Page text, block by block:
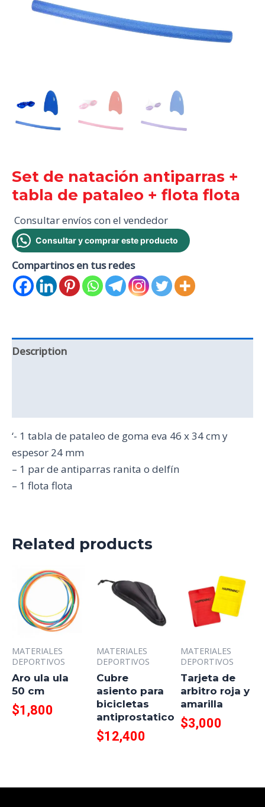
Set de natación antiparras +
tabla de pataleo + flota flota
Consultar envíos con el vendedor
Consultar y comprar este producto
Compartinos en tus redes
Description
‘- 1 tabla de pataleo de goma eva 46 x 34 cm y
espesor 24 mm
– 1 par de antiparras ranita o delfín
– 1 flota flota
Related products
MATERIALES
DEPORTIVOS
Aro ula ula
50 cm
$1,800
MATERIALES
DEPORTIVOS
Cubre
asiento para
bicicletas
antiprostatico
$12,400
MATERIALES
DEPORTIVOS
Tarjeta de
arbitro roja y
amarilla
$3,000